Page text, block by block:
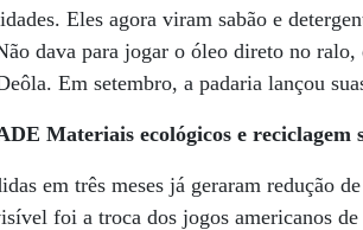
Eles agora viram sabão e
dava para jogar o óleo direto no
Em setembro, a padaria lançou
Materiais ecológicos e reciclagem
em três meses já geraram redução
foi a troca dos jogos americanos